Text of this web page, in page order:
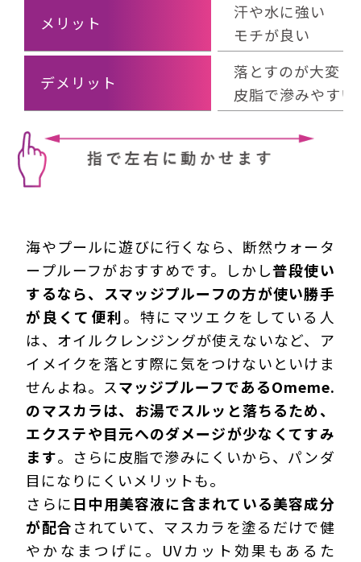
メリット
汗や水に強い
モチが良い
デメリット
落とすのが大変
皮脂で滲みやすい
海やプールに遊びに行くなら、断然ウォータ
ープルーフがおすすめです。しかし普段使い
するなら、スマッジプルーフの方が使い勝手
が良くて便利。特にマツエクをしている人
は、オイルクレンジングが使えないなど、ア
イメイクを落とす際に気をつけないといけま
せんよね。スマッジプルーフであるOmeme.
のマスカラは、お湯でスルッと落ちるため、
エクステや目元へのダメージが少なくてすみ
ます。さらに皮脂で滲みにくいから、パンダ
目になりにくいメリットも。
さらに日中用美容液に含まれている美容成分
が配合されていて、マスカラを塗るだけで健
やかなまつげに。UVカット効果もあるた